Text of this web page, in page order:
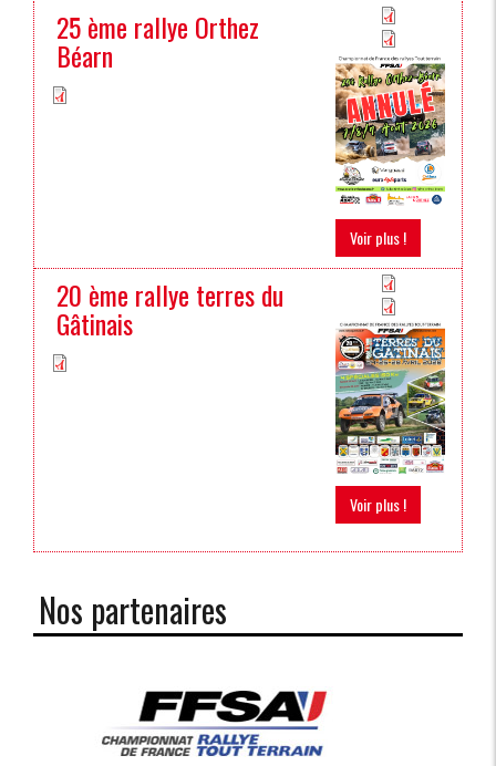
25 ème rallye Orthez
Béarn
Voir plus !
20 ème rallye terres du
Gâtinais
Voir plus !
Nos partenaires